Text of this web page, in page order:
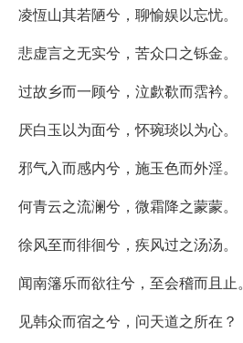
凌恆山其若陋兮，聊愉娱以忘忧。
悲虚言之无实兮，苦众口之铄金。
过故乡而一顾兮，泣歔欷而霑衿。
厌白玉以为面兮，怀琬琰以为心。
邪气入而感内兮，施玉色而外淫。
何青云之流澜兮，微霜降之蒙蒙。
徐风至而徘徊兮，疾风过之汤汤。
闻南籓乐而欲往兮，至会稽而且止。
见韩众而宿之兮，问天道之所在？